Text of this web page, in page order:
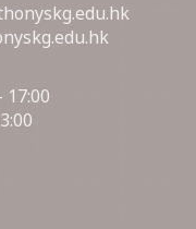
17:00